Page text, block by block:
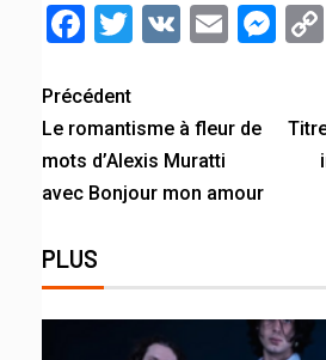
Facebook
Twitter
VK Email
Précédent
Le romantisme à fleur de
mots d’Alexis Muratti
avec Bonjour mon amour
PLUS